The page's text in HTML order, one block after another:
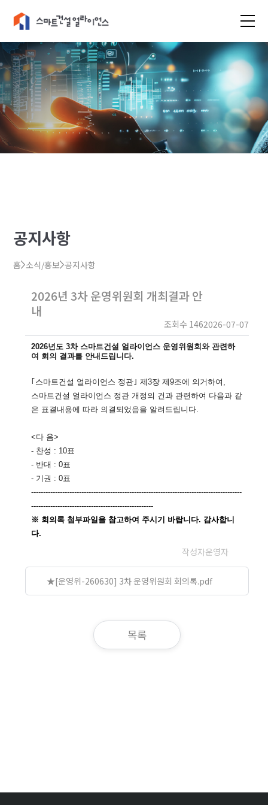
공지사항
홈 소식/홍보 공지사항
2026년 3차 운영위원회 개최결과 안
내
2026-07-07
조회수 146
2026년도 3차 스마트건설 얼라이언스 운영위원회와 관련하
여 회의 결과를 안내드립니다.
｢스마트건설 얼라이언스 정관｣ 제3장 제9조에 의거하여,
스마트건설 얼라이언스 정관 개정의 건과 관련하여 다음과 같
은 표결내용에 따라 의결되었음을 알려드립니다.
<다 음>
- 찬성 : 10표
- 반대 : 0표
- 기권 : 0표
----------------------------------------------------------------------------------------
---------------------------------------------------
※ 회의록 첨부파일을 참고하여 주시기 바랍니다. 감사합니
다.
작성자운영자
★[운영위-260630] 3차 운영위원회 회의록.pdf
목록